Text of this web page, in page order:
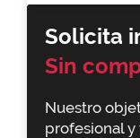
Solicita
Sin
Nuestro
profesional